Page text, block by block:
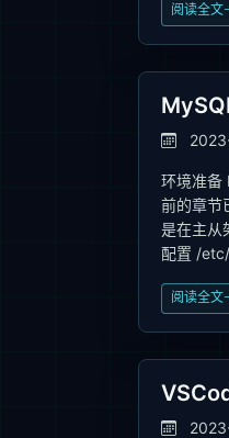
阅读全文
环境准备
前的章节
是在主从
配置 /
阅读全文